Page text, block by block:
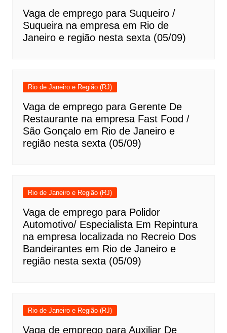
Vaga de emprego para Suqueiro /
Suqueira na empresa em Rio de
Janeiro e região nesta sexta (05/09)
Rio de Janeiro e Região (RJ)
Vaga de emprego para Gerente De
Restaurante na empresa Fast Food /
São Gonçalo em Rio de Janeiro e
região nesta sexta (05/09)
Rio de Janeiro e Região (RJ)
Vaga de emprego para Polidor
Automotivo/ Especialista Em Repintura
na empresa localizada no Recreio Dos
Bandeirantes em Rio de Janeiro e
região nesta sexta (05/09)
Rio de Janeiro e Região (RJ)
Vaga de emprego para Auxiliar De